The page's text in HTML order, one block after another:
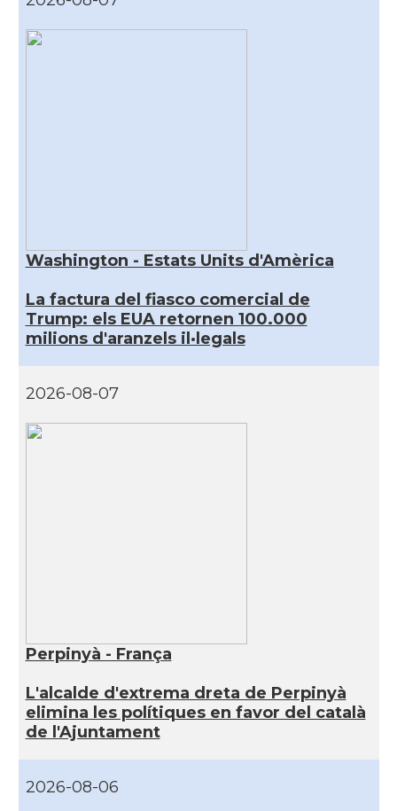
Washington - Estats Units d'Amèrica
La factura del fiasco comercial de
Trump: els EUA retornen 100.000
milions d'aranzels il·legals
2026-08-07
Perpinyà - França
L'alcalde d'extrema dreta de Perpinyà
elimina les polítiques en favor del català
de l'Ajuntament
2026-08-06